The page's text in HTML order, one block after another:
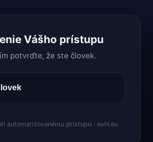
Vášho prístupu
potvrďte, že ste človek.
automatizovanému prístupu · euhl.eu